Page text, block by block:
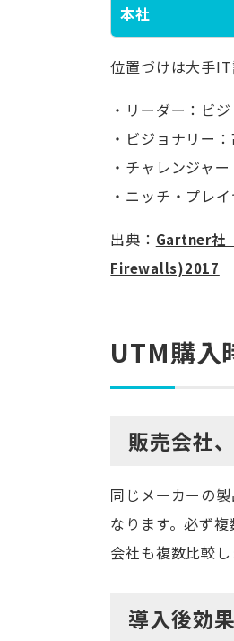
本社
位置づけは大手
リーダー：ビ
ビジョナリー
チャレンジャ
ニッチ・プレ
出典： Gartner
Firewalls)2017
UTM購入
販売会社
同じメーカーの
なります。必ず
会社も複数比較し
導入後効